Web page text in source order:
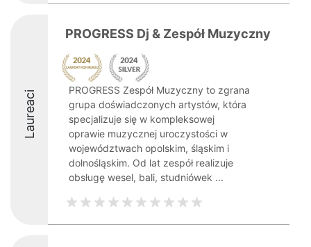
Laureaci
PROGRESS Dj & Zespół Muzyczny
PROGRESS Zespół Muzyczny to zgrana
grupa doświadczonych artystów, która
specjalizuje się w kompleksowej
oprawie muzycznej uroczystości w
województwach opolskim, śląskim i
dolnośląskim. Od lat zespół realizuje
obsługę wesel, bali, studniówek ...